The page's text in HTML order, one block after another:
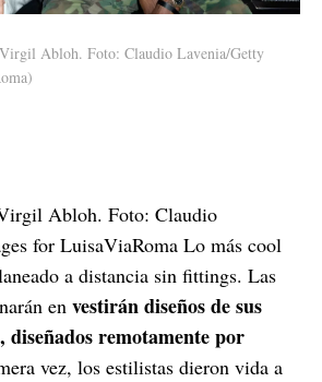
Abloh. Foto: Claudio Lavenia/Getty
Abloh. Foto: Claudio
for LuisaViaRoma Lo más cool
a distancia sin fittings. Las
en vestirán diseños de sus
remotamente por
vez, los estilistas dieron vida a